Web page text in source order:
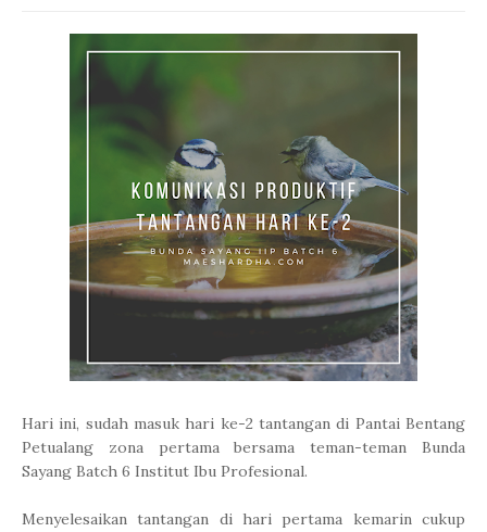
Hari ini, sudah masuk hari ke-2 tantangan di Pantai Bentang
Petualang zona pertama bersama teman-teman Bunda
Sayang Batch 6 Institut Ibu Profesional.
Menyelesaikan tantangan di hari pertama kemarin cukup